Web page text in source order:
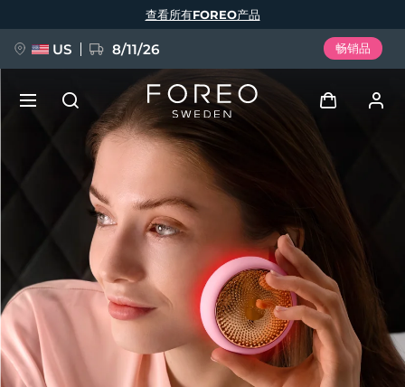
查看所有FOREO产品
US 8/11/26 畅销品
用户信息
我的设备
我的订单
我的地址
FAQ™ Pure Beauty-Tech Elixir
BREAKING NEWS
issa™ Teeth Whitening Set
Deutsch
Español
Français
Italiano
Português
Polski
Svenska
Русский
Türkçe
简体中文 繁體中文